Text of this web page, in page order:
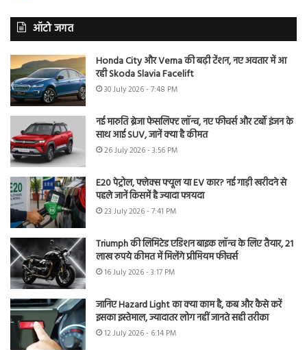
ऑटो जगत
Honda City और Verna की बढ़ी टेंशन, नए अवतार में आ
रही Skoda Slavia Facelift
30 July 2026 - 7:48 PM
नई मारुति ब्रेजा फेसलिफ्ट लॉन्च, नए फीचर्स और टर्बो इंजन के
साथ आई SUV, जानें क्या है कीमत
26 July 2026 - 3:56 PM
E20 पेट्रोल, फ्लेक्स फ्यूल या EV कार? नई गाड़ी खरीदने से
पहले जानें किसमें है ज्यादा फायदा
23 July 2026 - 7:41 PM
Triumph की लिमिटेड एडिशन बाइक लॉन्च के लिए तैयार, 21
लाख रुपये कीमत में मिलेंगे प्रीमियम फीचर्स
16 July 2026 - 3:17 PM
जानिए Hazard Light का क्या काम है, कब और कैसे करें
इसका इस्तेमाल, ज्यादातर लोग नहीं जानते सही तरीका
12 July 2026 - 6:14 PM